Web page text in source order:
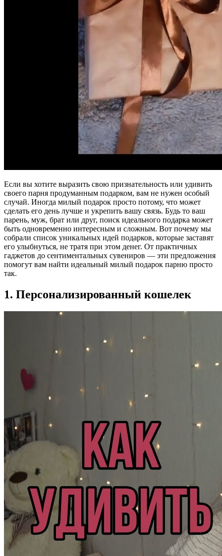
Если вы хотите выразить свою признательность или удивить
своего парня продуманным подарком, вам не нужен особый
случай. Иногда милый подарок просто потому, что может
сделать его день лучше и укрепить вашу связь. Будь то ваш
парень, муж, брат или друг, поиск идеального подарка может
быть одновременно интересным и сложным. Вот почему мы
собрали список уникальных идей подарков, которые заставят
его улыбнуться, не тратя при этом денег. От практичных
гаджетов до сентиментальных сувениров — эти предложения
помогут вам найти идеальный милый подарок парню просто
так.
1. Персонализированный кошелек